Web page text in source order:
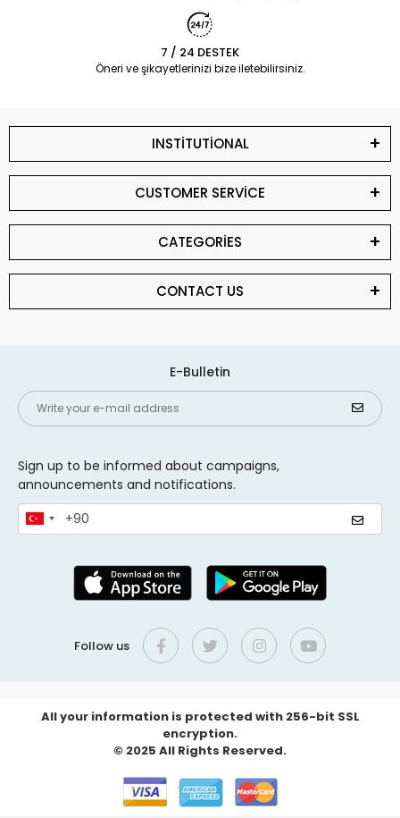
7 / 24 DESTEK
Öneri ve şikayetlerinizi bize iletebilirsiniz.
INSTİTUTİONAL
CUSTOMER SERVİCE
CATEGORİES
CONTACT US
E-Bulletin
Sign up to be informed about campaigns,
announcements and notifications.
Follow us
All your information is protected with 256-bit SSL
encryption.
© 2025 All Rights Reserved.